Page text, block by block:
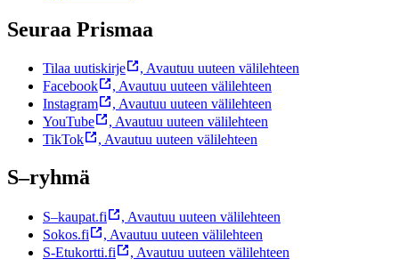
Seuraa Prismaa
Tilaa uutiskirje , Avautuu uuteen välilehteen
Facebook
, Avautuu uuteen välilehteen
Instagram
, Avautuu uuteen välilehteen
YouTube
, Avautuu uuteen välilehteen
TikTok
, Avautuu uuteen välilehteen
S–ryhmä
S–kaupat.fi , Avautuu uuteen välilehteen
Sokos.fi
, Avautuu uuteen välilehteen
S-Etukortti.fi
, Avautuu uuteen välilehteen